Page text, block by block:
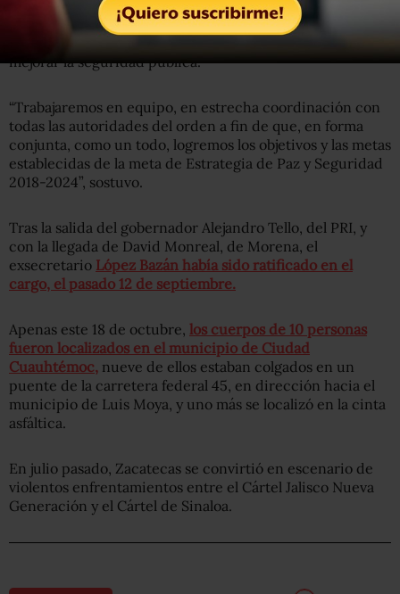
policías “esté a la altura del reto que se enfrenta para
recuperar el prestigio de la corporación” y pidió ayuda a
los alcaldes de los 58 municipios de Zacatecas, para
mejorar la seguridad pública.
“Trabajaremos en equipo, en estrecha coordinación con
todas las autoridades del orden a fin de que, en forma
conjunta, como un todo, logremos los objetivos y las metas
establecidas de la meta de Estrategia de Paz y Seguridad
2018-2024”, sostuvo.
Tras la salida del gobernador Alejandro Tello, del PRI, y
con la llegada de David Monreal, de Morena, el
exsecretario López Bazán había sido ratificado en el
cargo, el pasado 12 de septiembre.
Apenas este 18 de octubre, los cuerpos de 10 personas
fueron localizados en el municipio de Ciudad
Cuauhtémoc, nueve de ellos estaban colgados en un
puente de la carretera federal 45, en dirección hacia el
municipio de Luis Moya, y uno más se localizó en la cinta
asfáltica.
En julio pasado, Zacatecas se convirtió en escenario de
violentos enfrentamientos entre el Cártel Jalisco Nueva
Generación y el Cártel de Sinaloa.